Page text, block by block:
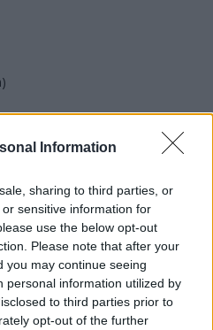
Information
sharing to third parties, or
sensitive information for
use the below opt-out
Please note that after your
you may continue seeing
personal information utilized by
to third parties prior to
opt-out of the further
(Târziu)